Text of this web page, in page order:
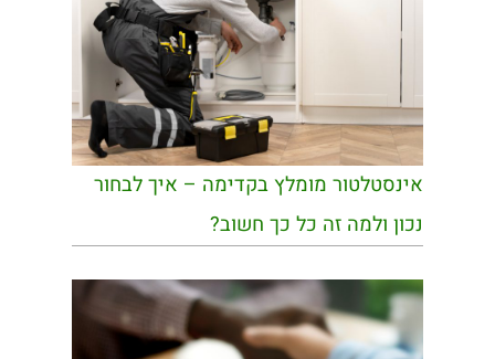
אינסטלטור מומלץ בקדימה – איך לבחור
נכון ולמה זה כל כך חשוב?